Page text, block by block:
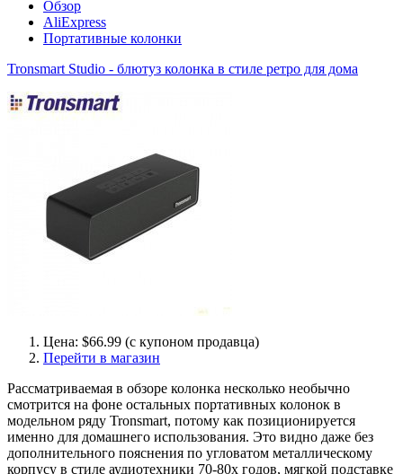
Обзор
AliExpress
Портативные колонки
Tronsmart Studio - блютуз колонка в стиле ретро для дома
Цена: $66.99 (с купоном продавца)
Перейти в магазин
Рассматриваемая в обзоре колонка несколько необычно
смотрится на фоне остальных портативных колонок в
модельном ряду Tronsmart, потому как позиционируется
именно для домашнего использования. Это видно даже без
дополнительного пояснения по угловатом металлическому
корпусу в стиле аудиотехники 70-80x годов, мягкой подставке